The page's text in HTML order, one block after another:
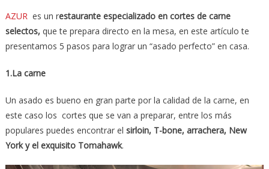
AZURes un restaurante especializado en cortes de carne
selectos, que te prepara directo en la mesa, en este artículo te
presentamos 5 pasos para lograr un “asado perfecto” en casa.
1.La carne
Un asado es bueno en gran parte por la calidad de la carne, en
este caso los cortes que se van a preparar, entre los más
populares puedes encontrar el sirloin, T-bone, arrachera, New
York y el exquisito Tomahawk.